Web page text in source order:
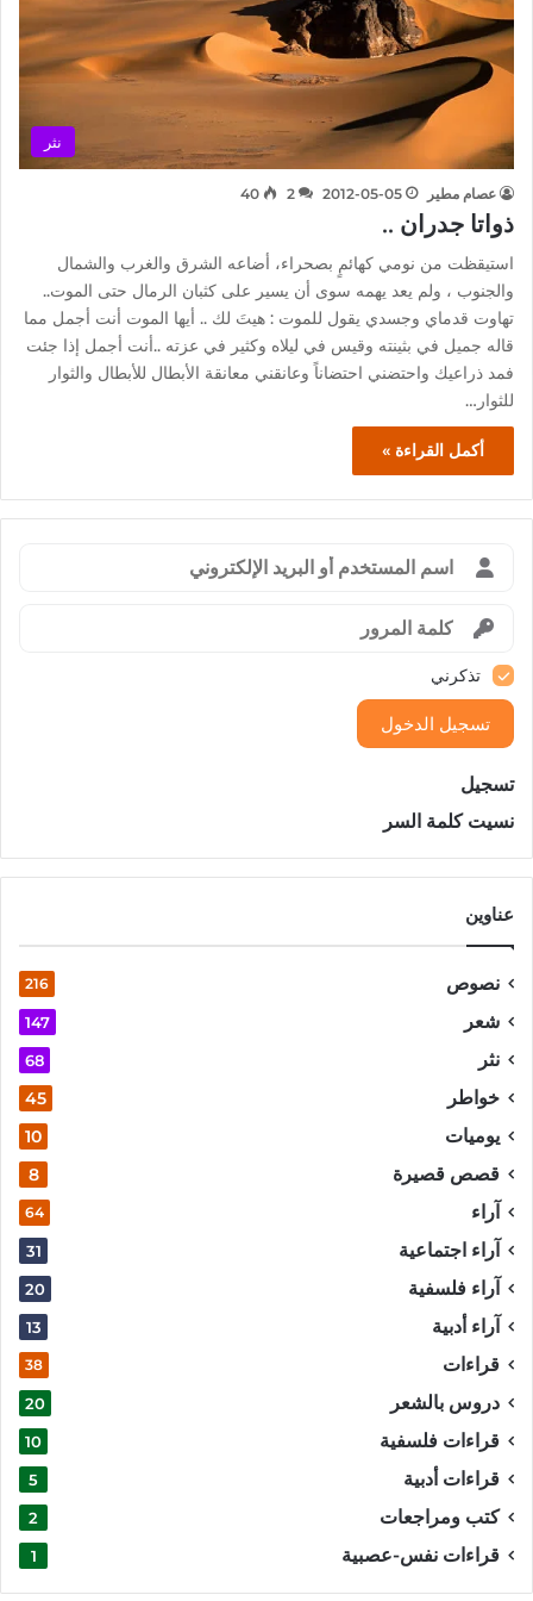
نثر
عصام مطير 2012-05-05
2
40
ذواتا جدران ..
استيقظت من نومي كهائمٍ بصحراء، أضاعه الشرق والغرب والشمال
والجنوب ، ولم يعد يهمه سوى أن يسير على كثبان الرمال حتى الموت..
تهاوت قدماي وجسدي يقول للموت : هيتَ لك .. أيها الموت أنت أجمل مما
قاله جميل في بثينته وقيس في ليلاه وكثير في عزته ..أنت أجمل إذا جئت
فمد ذراعيك واحتضني احتضاناً وعانقني معانقة الأبطال للأبطال والثوار
للثوار…
أكمل القراءة »
تذكرني
تسجيل الدخول
تسجيل
نسيت كلمة السر
عناوين
نصوص 216
شعر 147
نثر 68
خواطر 45
يوميات 10
قصص قصيرة 8
آراء 64
آراء اجتماعية 31
آراء فلسفية 20
آراء أدبية 13
قراءات 38
دروس بالشعر 20
قراءات فلسفية 10
قراءات أدبية 5
كتب ومراجعات 2
قراءات نفس-عصبية 1